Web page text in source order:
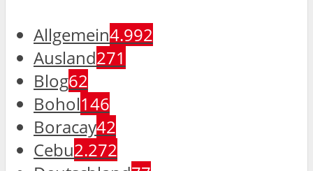
Allgemein4.992
Ausland271
Blog62
Bohol146
Boracay42
Cebu2.272